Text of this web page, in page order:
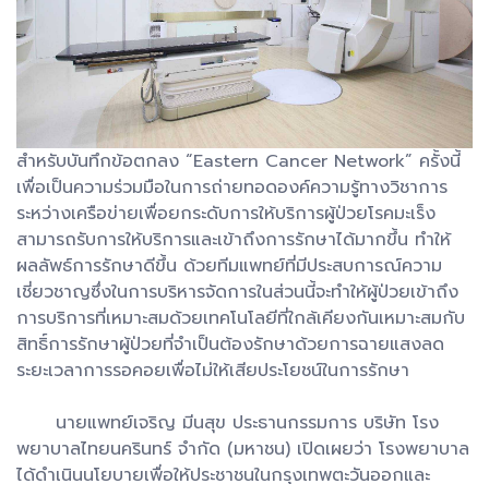
สำหรับบันทึกข้อตกลง “Eastern Cancer Network” ครั้งนี้
เพื่อเป็นความร่วมมือในการถ่ายทอดองค์ความรู้ทางวิชาการ
ระหว่างเครือข่ายเพื่อยกระดับการให้บริการผู้ป่วยโรคมะเร็ง
สามารถรับการให้บริการและเข้าถึงการรักษาได้มากขึ้น ทำให้
ผลลัพธ์การรักษาดีขึ้น ด้วยทีมแพทย์ที่มีประสบการณ์ความ
เชี่ยวชาญซึ่งในการบริหารจัดการในส่วนนี้จะทำให้ผู้ป่วยเข้าถึง
การบริการที่เหมาะสมด้วยเทคโนโลยีที่ใกล้เคียงกันเหมาะสมกับ
สิทธิ์การรักษาผู้ป่วยที่จำเป็นต้องรักษาด้วยการฉายแสงลด
ระยะเวลาการรอคอยเพื่อไม่ให้เสียประโยชน์ในการรักษา
นายแพทย์เจริญ มีนสุข ประธานกรรมการ บริษัท โรง
พยาบาลไทยนครินทร์ จำกัด (มหาชน) เปิดเผยว่า โรงพยาบาล
ได้ดำเนินนโยบายเพื่อให้ประชาชนในกรุงเทพตะวันออกและ